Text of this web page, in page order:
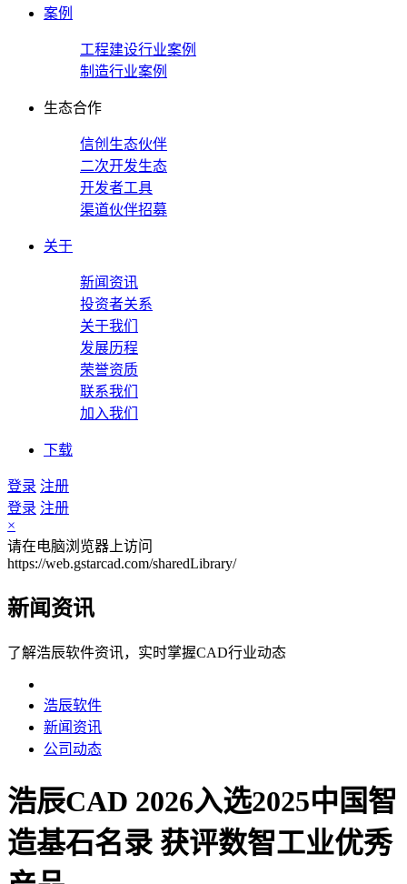
案例
工程建设行业案例
制造行业案例
生态合作
信创生态伙伴
二次开发生态
开发者工具
渠道伙伴招募
关于
新闻资讯
投资者关系
关于我们
发展历程
荣誉资质
联系我们
加入我们
下载
登录 注册
登录 注册
×
请在电脑浏览器上访问
https://web.gstarcad.com/sharedLibrary/
新闻资讯
了解浩辰软件资讯，实时掌握CAD行业动态
浩辰软件
新闻资讯
公司动态
浩辰CAD 2026入选2025中国智
造基石名录 获评数智工业优秀